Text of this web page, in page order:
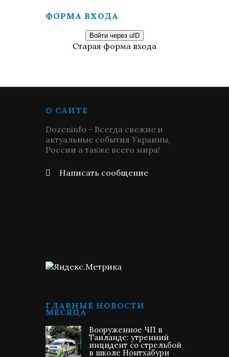
ФОРМА ВХОДА
Войти через uID
Старая форма входа
О САЙТЕ
Dozeninfo - Всегда свежие и
актуальные события Украины,
России а также всего мира!
Написать сообщение
ГЛАВНЫЕ НОВОСТИ
МЕСЯЦА
Вооруженное ЧП в
Таиланде: утренний
инцидент со стрельбой
в школе Нонтхабури